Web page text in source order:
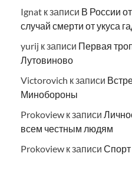
Ignat к записи В России
случай смерти от укуса
yurij к записи Первая
Лутовиново
Victorovich к записи
Минобороны
Prokoview к записи
всем честным людям
Prokoview к записи